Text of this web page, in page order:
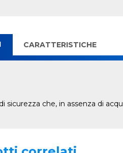
CARATTERISTICHE
che, in assenza di